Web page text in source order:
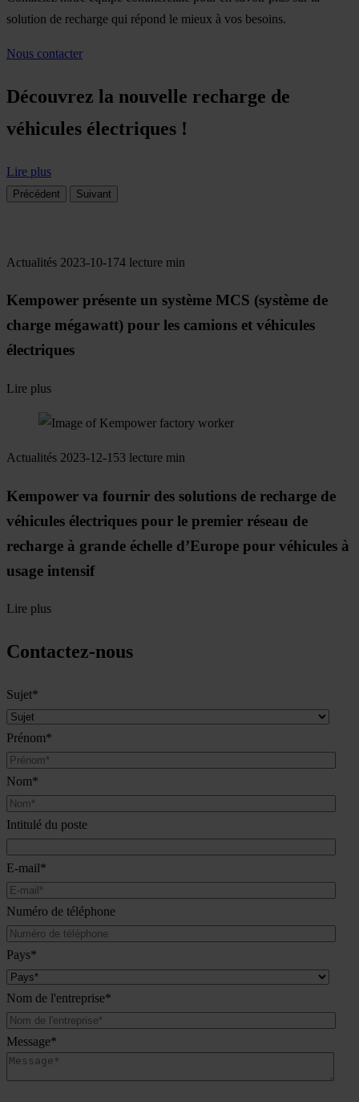
solution de recharge qui répond le mieux à vos besoins.
Nous contacter
Découvrez la nouvelle recharge de
véhicules électriques !
Lire plus
Précédent Suivant
Actualités 2023-10-174 lecture min
Kempower présente un système MCS (système de
charge mégawatt) pour les camions et véhicules
électriques
Lire plus
Actualités 2023-12-153 lecture min
Kempower va fournir des solutions de recharge de
véhicules électriques pour le premier réseau de
recharge à grande échelle d’Europe pour véhicules à
usage intensif
Lire plus
Contactez-nous
Sujet*
Prénom*
Nom*
Intitulé du poste
E-mail*
Numéro de téléphone
Pays*
Nom de l'entreprise*
Message*